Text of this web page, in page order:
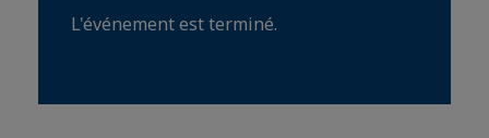
L'événement est terminé.